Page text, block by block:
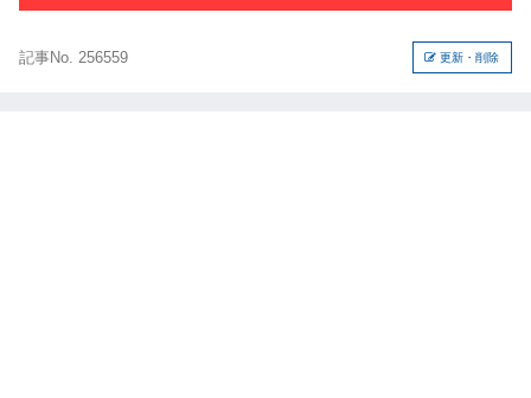
記事No. 256559 更新・削除